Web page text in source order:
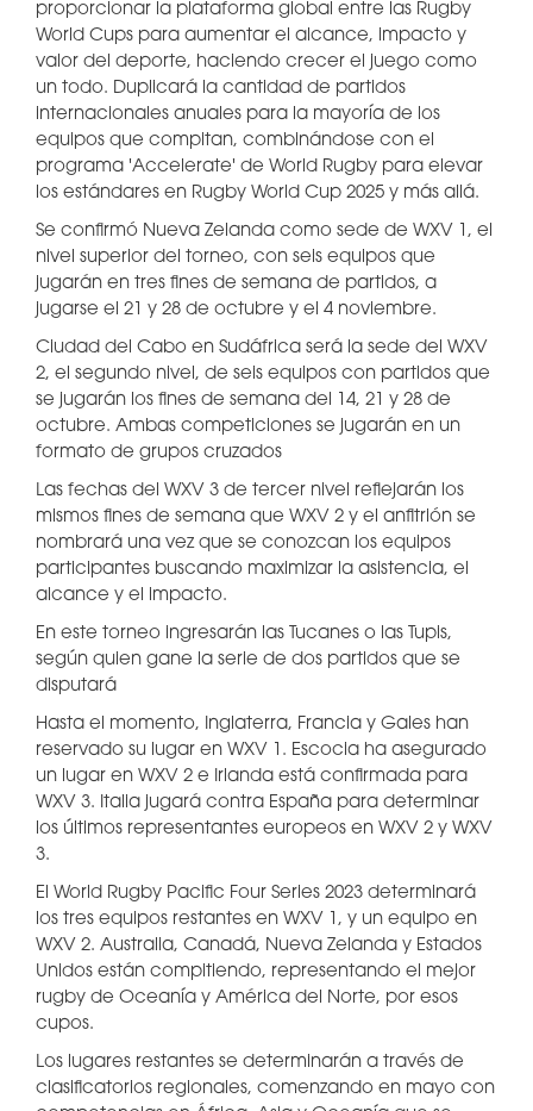
proporcionar la plataforma global entre las Rugby
World Cups para aumentar el alcance, impacto y
valor del deporte, haciendo crecer el juego como
un todo. Duplicará la cantidad de partidos
internacionales anuales para la mayoría de los
equipos que compitan, combinándose con el
programa 'Accelerate' de World Rugby para elevar
los estándares en Rugby World Cup 2025 y más allá.
Se confirmó Nueva Zelanda como sede de WXV 1, el
nivel superior del torneo, con seis equipos que
jugarán en tres fines de semana de partidos, a
jugarse el 21 y 28 de octubre y el 4 noviembre.
Ciudad del Cabo en Sudáfrica será la sede del WXV
2, el segundo nivel, de seis equipos con partidos que
se jugarán los fines de semana del 14, 21 y 28 de
octubre. Ambas competiciones se jugarán en un
formato de grupos cruzados
Las fechas del WXV 3 de tercer nivel reflejarán los
mismos fines de semana que WXV 2 y el anfitrión se
nombrará una vez que se conozcan los equipos
participantes buscando maximizar la asistencia, el
alcance y el impacto.
En este torneo ingresarán las Tucanes o las Tupis,
según quien gane la serie de dos partidos que se
disputará
Hasta el momento, Inglaterra, Francia y Gales han
reservado su lugar en WXV 1. Escocia ha asegurado
un lugar en WXV 2 e Irlanda está confirmada para
WXV 3. Italia jugará contra España para determinar
los últimos representantes europeos en WXV 2 y WXV
3.
El World Rugby Pacific Four Series 2023 determinará
los tres equipos restantes en WXV 1, y un equipo en
WXV 2. Australia, Canadá, Nueva Zelanda y Estados
Unidos están compitiendo, representando el mejor
rugby de Oceanía y América del Norte, por esos
cupos.
Los lugares restantes se determinarán a través de
clasificatorios regionales, comenzando en mayo con